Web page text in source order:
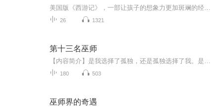
26 1321
第十三名巫师
180 503
巫师界的奇遇